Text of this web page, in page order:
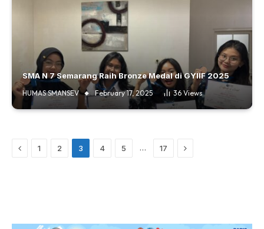
SMA N 7 Semarang Raih Bronze Medal di GYIIF 2025
HUMAS SMANSEV February 17, 2025 36 Views
Previous
1 2 3 4 5 … 17 Next